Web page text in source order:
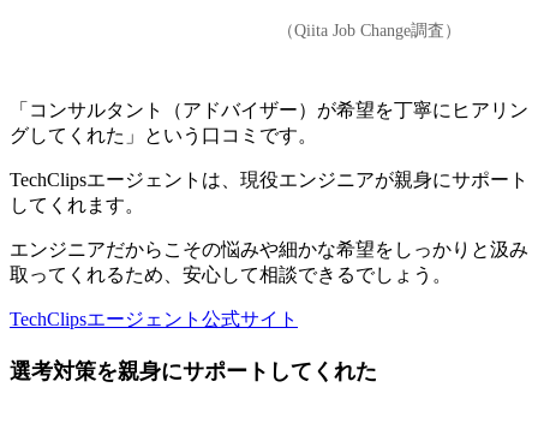
（Qiita Job Change調査）
「コンサルタント（アドバイザー）が希望を丁寧にヒアリン
グしてくれた」という口コミです。
TechClipsエージェントは、 現役エンジニアが親身にサポート
してくれます。
エンジニアだからこその悩みや細かな希望をしっかりと汲み
取ってくれるため、安心して相談できるでしょう。
TechClipsエージェント公式サイト
選考対策を親身にサポートしてくれた